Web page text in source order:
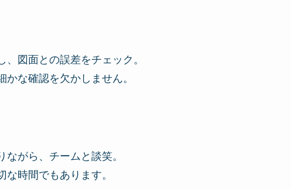
図面との誤差をチェック。
な確認を欠かしません。
がら、チームと談笑。
時間でもあります。